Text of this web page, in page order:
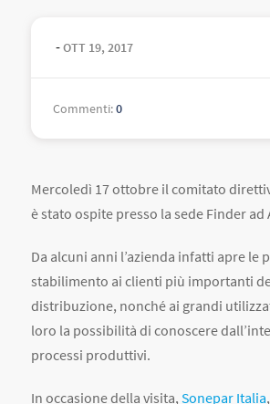
-OTT 19, 2017
Commenti:0
Mercoledì 17 ottobre il comitato
è stato ospite presso la sede Finder ad
Da alcuni anni l’azienda infatti apre le
stabilimento ai clienti più importanti
distribuzione, nonché ai grandi
loro la possibilità di conoscere
processi produttivi.
In occasione della visita, Sonepar Italia